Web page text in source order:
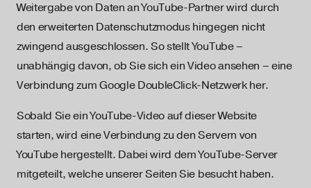
Weitergabe von Daten an YouTube-Partner wird durch
den erweiterten Datenschutzmodus hingegen nicht
zwingend ausgeschlossen. So stellt YouTube –
unabhängig davon, ob Sie sich ein Video ansehen – eine
Verbindung zum Google DoubleClick-Netzwerk her.
Sobald Sie ein YouTube-Video auf dieser Website
starten, wird eine Verbindung zu den Servern von
YouTube hergestellt. Dabei wird dem YouTube-Server
mitgeteilt, welche unserer Seiten Sie besucht haben.